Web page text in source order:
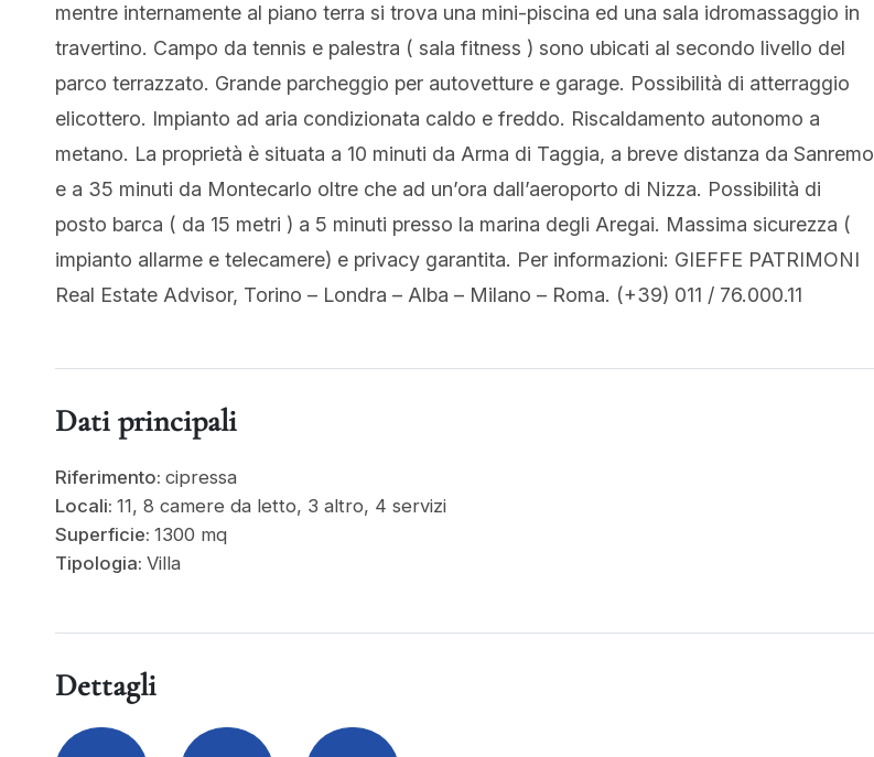
mentre internamente al piano terra si trova una mini-piscina ed una sala idromassaggio in
travertino. Campo da tennis e palestra ( sala fitness ) sono ubicati al secondo livello del
parco terrazzato. Grande parcheggio per autovetture e garage. Possibilità di atterraggio
elicottero. Impianto ad aria condizionata caldo e freddo. Riscaldamento autonomo a
metano. La proprietà è situata a 10 minuti da Arma di Taggia, a breve distanza da Sanremo
e a 35 minuti da Montecarlo oltre che ad un’ora dall’aeroporto di Nizza. Possibilità di
posto barca ( da 15 metri ) a 5 minuti presso la marina degli Aregai. Massima sicurezza (
impianto allarme e telecamere) e privacy garantita. Per informazioni: GIEFFE PATRIMONI
Real Estate Advisor, Torino – Londra – Alba – Milano – Roma. (+39) 011 / 76.000.11
Dati principali
Riferimento: cipressa
Locali: 11, 8 camere da letto, 3 altro, 4 servizi
Superficie: 1300 mq
Tipologia: Villa
Dettagli